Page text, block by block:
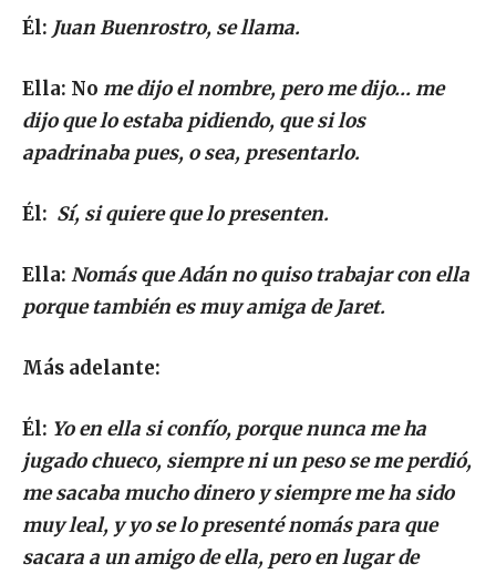
Él: Juan Buenrostro, se llama.
Ella: No me dijo el nombre, pero me dijo… me
dijo que lo estaba pidiendo, que si los
apadrinaba pues, o sea, presentarlo.
Él: Sí, si quiere que lo presenten.
Ella: Nomás que Adán no quiso trabajar con ella
porque también es muy amiga de Jaret.
Más adelante:
Él: Yo en ella si confío, porque nunca me ha
jugado chueco, siempre ni un peso se me perdió,
me sacaba mucho dinero y siempre me ha sido
muy leal, y yo se lo presenté nomás para que
sacara a un amigo de ella, pero en lugar de